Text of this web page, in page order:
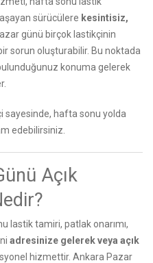
sürücülere kesintisiz,
günü birçok lastikçinin
sorun oluşturabilir. Bu noktada
konuma gelerek
sayesinde, hafta sonu yolda
edebilirsiniz.
Açık
lastik tamiri, patlak onarımı,
adresinize gelerek veya açık
hizmettir. Ankara Pazar